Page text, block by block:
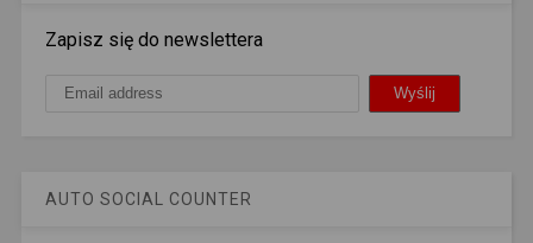
Zapisz się do newslettera
AUTO SOCIAL COUNTER